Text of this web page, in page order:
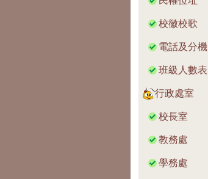
校徽校歌
電話及分機
班級人數表
行政處室
校長室
教務處
學務處